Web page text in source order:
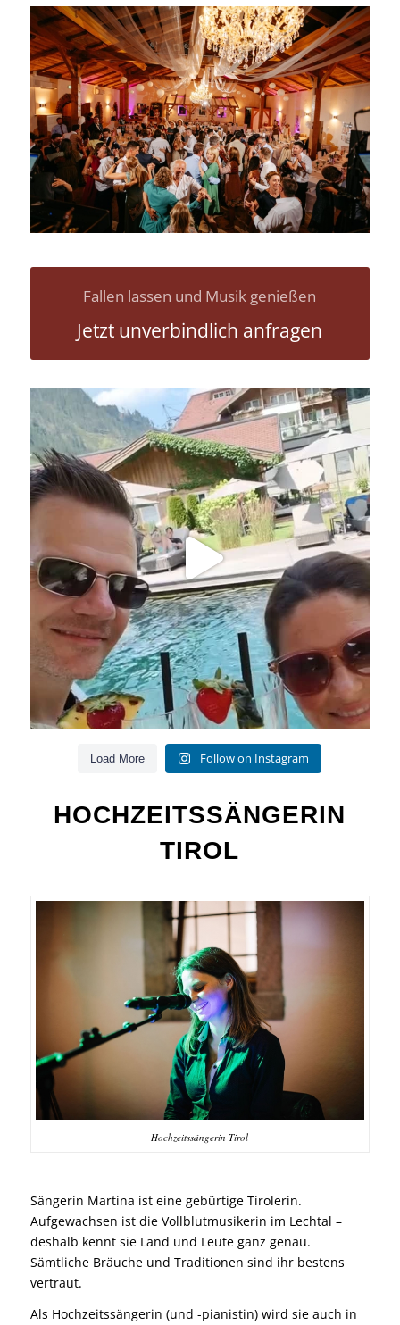
Fallen lassen und Musik genießen
Jetzt unverbindlich anfragen
Livemusik, Urlaubsfeeling und gute Drinks...
18
Load More Follow on Instagram
HOCHZEITSSÄNGERIN
TIROL
Hochzeitssängerin Tirol
Sängerin Martina ist eine gebürtige Tirolerin.
Aufgewachsen ist die Vollblutmusikerin im Lechtal –
deshalb kennt sie Land und Leute ganz genau.
Sämtliche Bräuche und Traditionen sind ihr bestens
vertraut.
Als Hochzeitssängerin (und -pianistin) wird sie auch in